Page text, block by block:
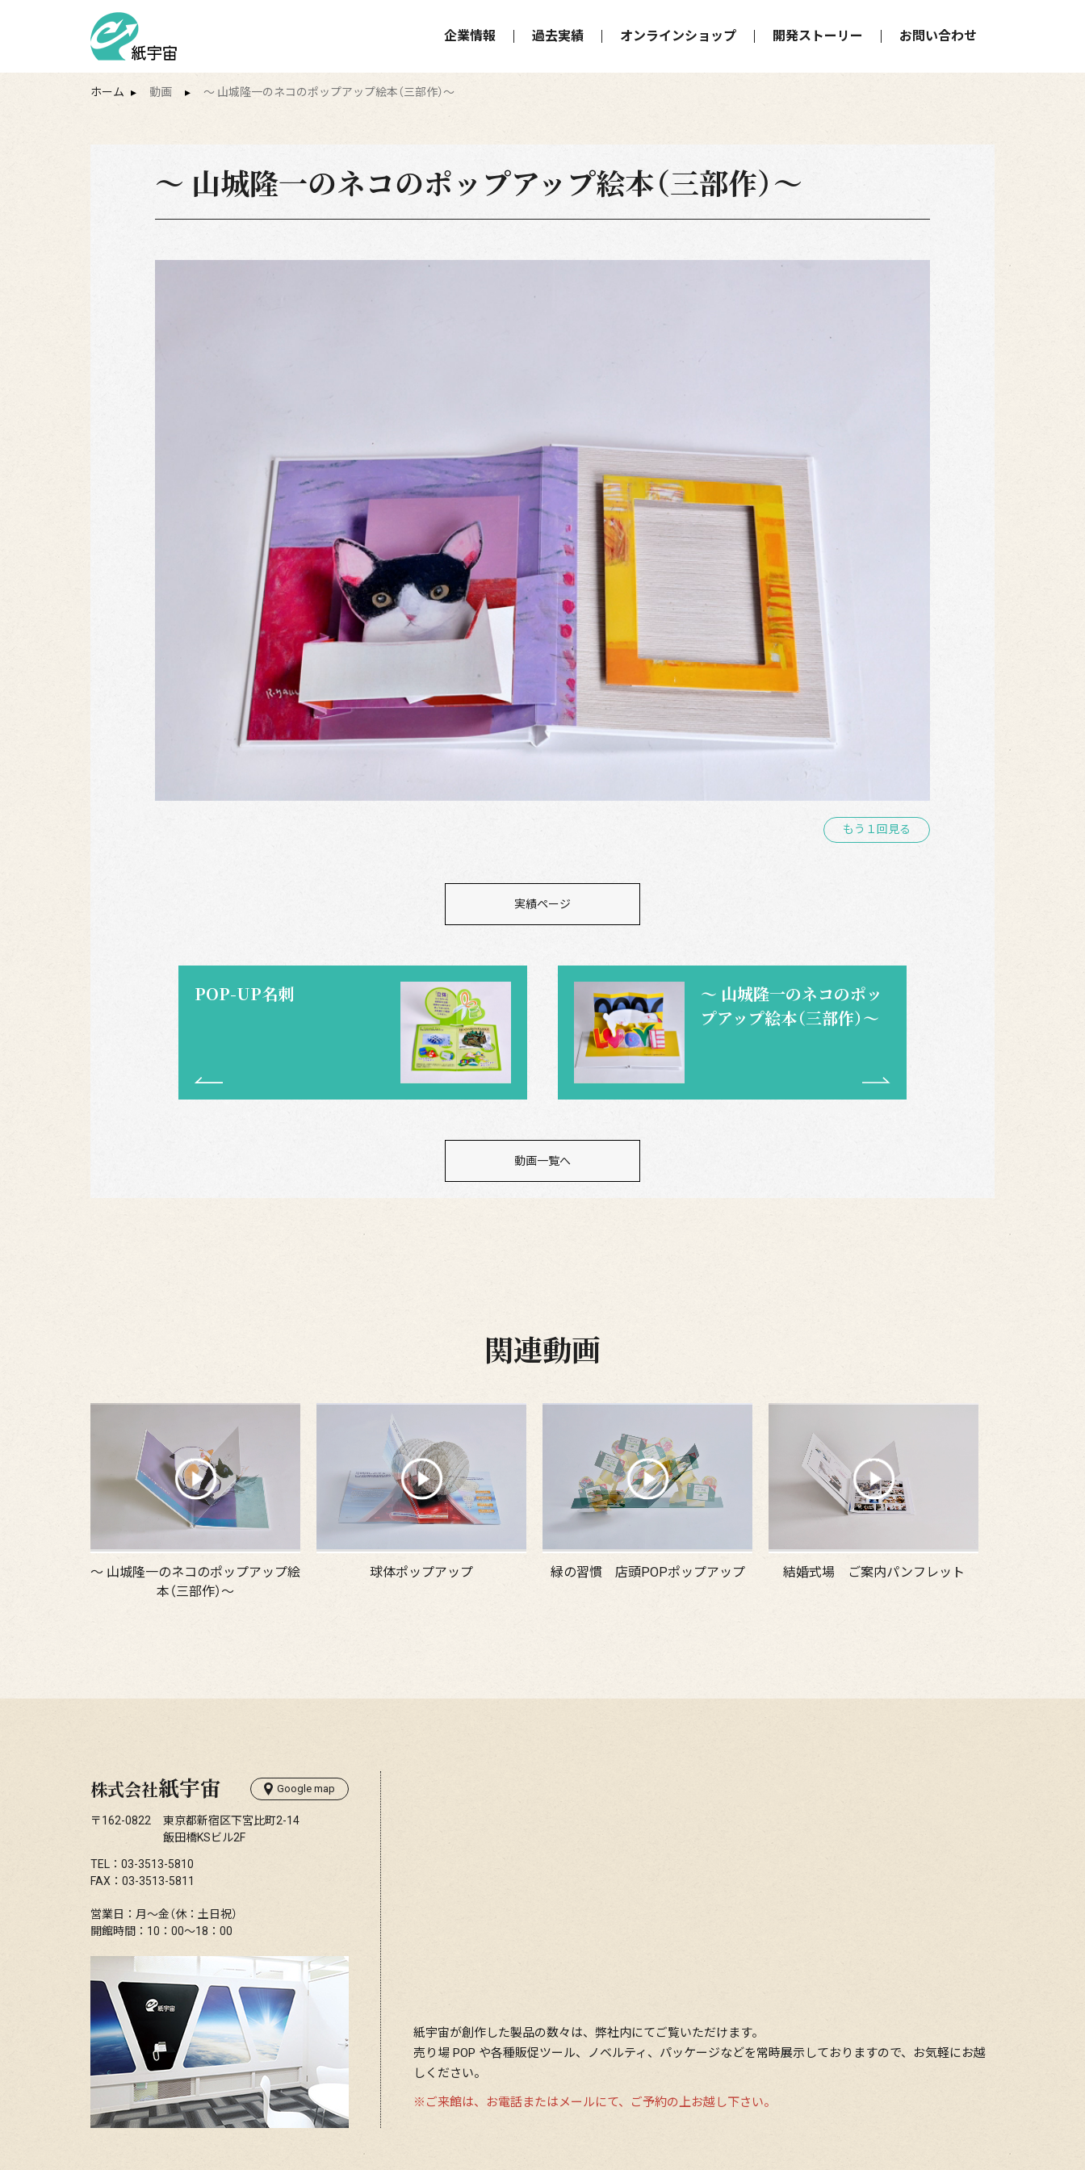
企業情報 過去実績 オンラインショップ 開発ストーリー お問い合わせ
ホーム ▸ 動画 ▸ ～ 山城隆一のネコのポップアップ絵本（三部作）～
～ 山城隆一のネコのポップアップ絵本（三部作）～
もう１回見る
実績ページ
POP-UP名刺
～ 山城隆一のネコのポッ
プアップ絵本（三部作）～
動画一覧へ
関連動画
～ 山城隆一のネコのポップアップ絵
本（三部作）～
球体ポップアップ 緑の習慣 店頭POPポップアップ 結婚式場 ご案内パンフレット
株式会社紙宇宙 Google map
〒162-0822
東京都新宿区下宮比町2-14
飯田橋KSビル2F
TEL：03-3513-5810
FAX：03-3513-5811
営業日：月〜金（休：土日祝）
開館時間：10：00〜18：00
紙宇宙が創作した製品の数々は、弊社内にてご覧いただけます。
売り場 POP や各種販促ツール、ノベルティ、パッケージなどを常時展⽰しておりますので、お気軽にお越
しください。
※ご来館は、お電話またはメールにて、ご予約の上お越し下さい。